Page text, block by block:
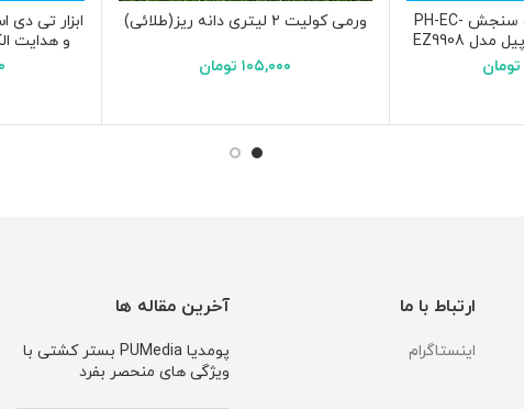
PH متر قلمی ۴ کاره سنجش PH-EC-
تومان
ورمی کولیت ۲ لیتری دانه ریز(طلائی)
۱۰۵,۰۰۰ تومان
ارتباط با ما
اینستاگرام
آخرین مقاله ها
پومدیا PUMedia بستر کشتی با
ویژگی های منحصر بفرد